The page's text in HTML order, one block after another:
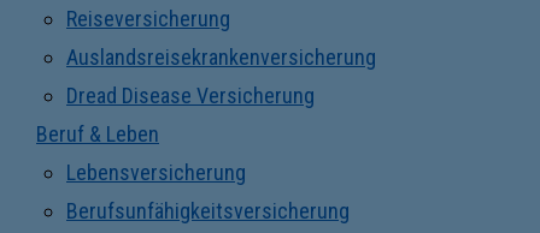
Reiseversicherung
Auslandsreisekrankenversicherung
Dread Disease Versicherung
Beruf & Leben
Lebensversicherung
Berufsunfähigkeitsversicherung